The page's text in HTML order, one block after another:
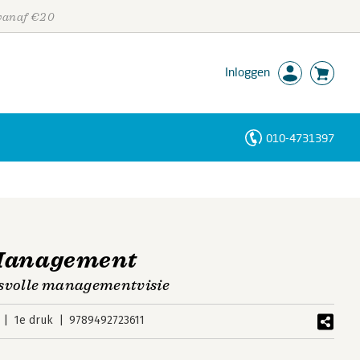
€20
Inloggen
010-4731397
managementvisie
1e druk 9789492723611
Personen